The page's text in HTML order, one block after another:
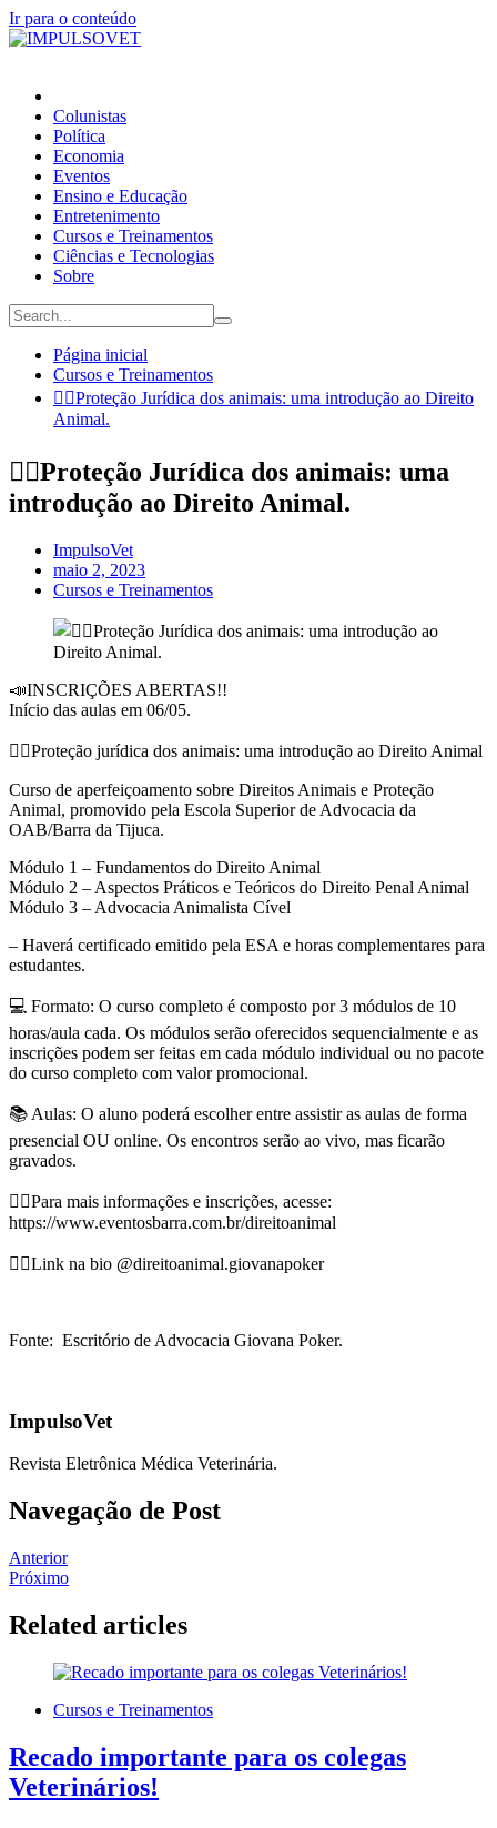
Ir para o conteúdo
Colunistas
Política
Economia
Eventos
Ensino e Educação
Entretenimento
Cursos e Treinamentos
Ciências e Tecnologias
Sobre
Página inicial
Cursos e Treinamentos
👉🏼Proteção Jurídica dos animais: uma introdução ao Direito
Animal.
👉🏼Proteção Jurídica dos animais: uma
introdução ao Direito Animal.
ImpulsoVet
maio 2, 2023
Cursos e Treinamentos
📣INSCRIÇÕES ABERTAS!!
Início das aulas em 06/05.
👉🏼Proteção jurídica dos animais: uma introdução ao Direito Animal
Curso de aperfeiçoamento sobre Direitos Animais e Proteção
Animal, promovido pela Escola Superior de Advocacia da
OAB/Barra da Tijuca.
Módulo 1 – Fundamentos do Direito Animal
Módulo 2 – Aspectos Práticos e Teóricos do Direito Penal Animal
Módulo 3 – Advocacia Animalista Cível
– Haverá certificado emitido pela ESA e horas complementares para
estudantes.
💻 Formato: O curso completo é composto por 3 módulos de 10
horas/aula cada. Os módulos serão oferecidos sequencialmente e as
inscrições podem ser feitas em cada módulo individual ou no pacote
do curso completo com valor promocional.
📚 Aulas: O aluno poderá escolher entre assistir as aulas de forma
presencial OU online. Os encontros serão ao vivo, mas ficarão
gravados.
👉🏼Para mais informações e inscrições, acesse:
https://www.eventosbarra.com.br/direitoanimal
✍🏻Link na bio @direitoanimal.giovanapoker
Fonte: Escritório de Advocacia Giovana Poker.
ImpulsoVet
Revista Eletrônica Médica Veterinária.
Navegação de Post
Anterior
Próximo
Related articles
Cursos e Treinamentos
Recado importante para os colegas
Veterinários!